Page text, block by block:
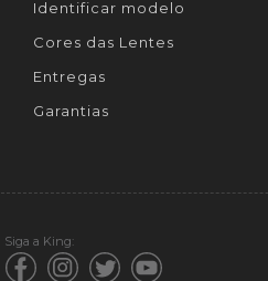
Identificar modelo
Cores das Lentes
Entregas
Garantias
Siga a King: